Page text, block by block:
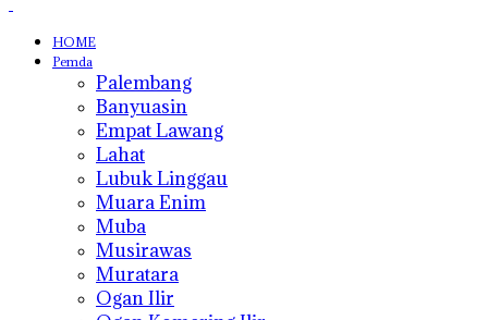
HOME
Pemda
Palembang
Banyuasin
Empat Lawang
Lahat
Lubuk Linggau
Muara Enim
Muba
Musirawas
Muratara
Ogan Ilir